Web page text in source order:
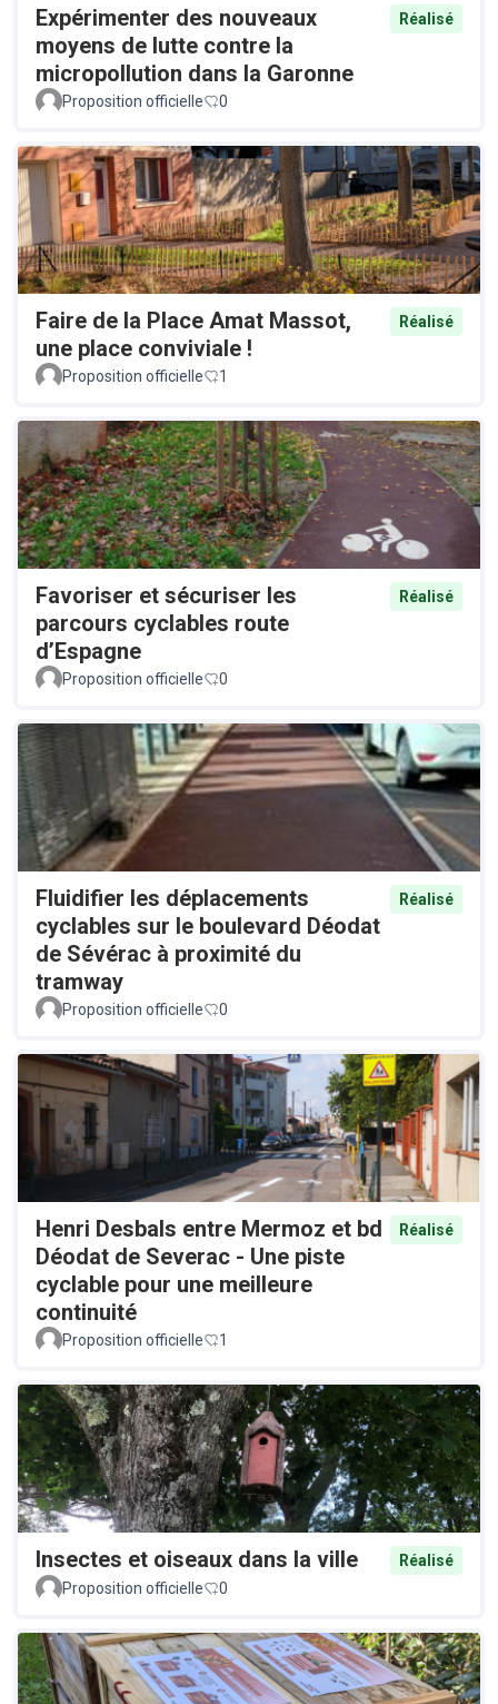
Expérimenter des nouveaux
moyens de lutte contre la
micropollution dans la Garonne
Réalisé
Proposition officielle 0
Faire de la Place Amat Massot,
une place conviviale !
Réalisé
Proposition officielle 1
Favoriser et sécuriser les
parcours cyclables route
d’Espagne
Réalisé
Proposition officielle 0
Fluidifier les déplacements
cyclables sur le boulevard Déodat
de Sévérac à proximité du
tramway
Réalisé
Proposition officielle 0
Henri Desbals entre Mermoz et bd
Déodat de Severac - Une piste
cyclable pour une meilleure
continuité
Réalisé
Proposition officielle 1
Insectes et oiseaux dans la ville
Réalisé
Proposition officielle
0